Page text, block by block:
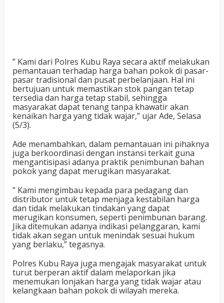
” Kami dari Polres Kubu Raya secara aktif melakukan
pemantauan terhadap harga bahan pokok di pasar-
pasar tradisional dan pusat perbelanjaan. Hal ini
bertujuan untuk memastikan stok pangan tetap
tersedia dan harga tetap stabil, sehingga
masyarakat dapat tenang tanpa khawatir akan
kenaikan harga yang tidak wajar,” ujar Ade, Selasa
(5/3).
Ade menambahkan, dalam pemantauan ini pihaknya
juga berkoordinasi dengan instansi terkait guna
mengantisipasi adanya praktik penimbunan bahan
pokok yang dapat merugikan masyarakat.
” Kami mengimbau kepada para pedagang dan
distributor untuk tetap menjaga kestabilan harga
dan tidak melakukan tindakan yang dapat
merugikan konsumen, seperti penimbunan barang.
Jika ditemukan adanya indikasi pelanggaran, kami
tidak akan segan untuk menindak sesuai hukum
yang berlaku,” tegasnya.
Polres Kubu Raya juga mengajak masyarakat untuk
turut berperan aktif dalam melaporkan jika
menemukan lonjakan harga yang tidak wajar atau
kelangkaan bahan pokok di wilayah mereka.